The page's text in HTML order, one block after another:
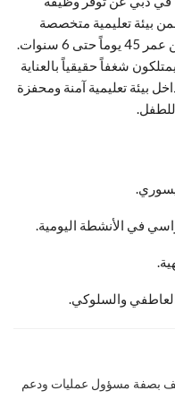
بيئة تعليمية متخصصة
تعتمد على منهج مونتيسوري للأطفال من عمر 45 يوماً حتى 6 سنوات.
شغفاً حقيقياً بالعناية
بيئة تعليمية آمنة ومحفزة
في الأنشطة اليومية.
العاطفي والسلوكي.
بصفة مسؤول عمليات ودعم